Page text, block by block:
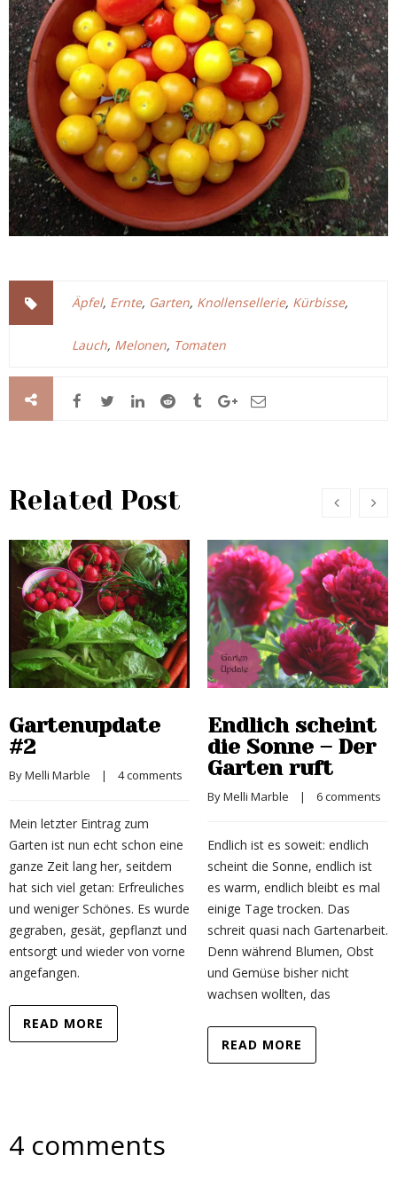
Äpfel, Ernte, Garten, Knollensellerie, Kürbisse,
Lauch, Melonen, Tomaten
Related Post
Gartenupdate
#2
By Melli Marble
    |
4 comments
Mein letzter Eintrag zum
Garten ist nun echt schon eine
ganze Zeit lang her, seitdem
hat sich viel getan: Erfreuliches
und weniger Schönes. Es wurde
gegraben, gesät, gepflanzt und
entsorgt und wieder von vorne
angefangen.
READ MORE
Endlich scheint
die Sonne – Der
Garten ruft
By Melli Marble
    |
6 comments
Endlich ist es soweit: endlich
scheint die Sonne, endlich ist
es warm, endlich bleibt es mal
einige Tage trocken. Das
schreit quasi nach Gartenarbeit.
Denn während Blumen, Obst
und Gemüse bisher nicht
wachsen wollten, das
READ MORE
4 comments